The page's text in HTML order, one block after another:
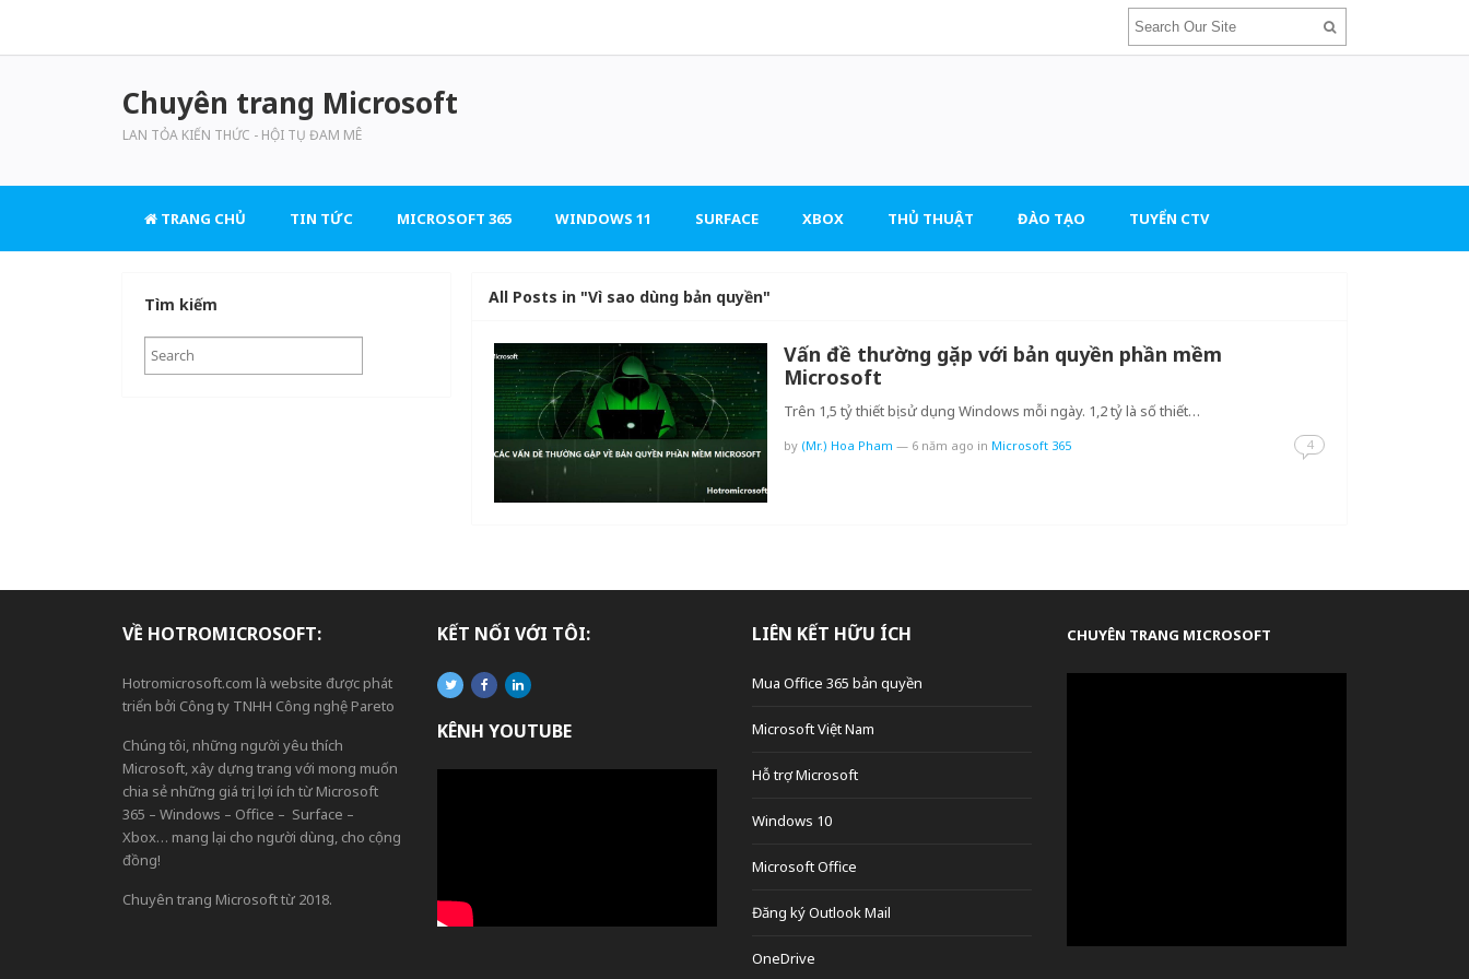
Chuyên trang Microsoft
LAN TỎA KIẾN THỨC - HỘI TỤ ĐAM MÊ
TRANG CHỦ TIN TỨC MICROSOFT 365 WINDOWS 11 SURFACE XBOX THỦ THUẬT ĐÀO TẠO TUYỂN CTV
All Posts in "Vì sao dùng bản quyền"
Vấn đề thường gặp với bản quyền phần mềm
Microsoft
Trên 1,5 tỷ thiết bị sử dụng Windows mỗi ngày. 1,2 tỷ là số thiết…
by (Mr.) Hoa Pham — 6 năm ago in Microsoft 365 4
Tìm kiếm
VỀ HOTROMICROSOFT:
Hotromicrosoft.com là website được phát
triển bởi Công ty TNHH Công nghệ Pareto
Chúng tôi, những người yêu thích
Microsoft, xây dựng trang với mong muốn
chia sẻ những giá trị, lợi ích từ Microsoft
365 – Windows – Office – Surface –
Xbox… mang lại cho người dùng, cho cộng
đồng!
Chuyên trang Microsoft từ 2018.
KẾT NỐI VỚI TÔI:
KÊNH YOUTUBE
LIÊN KẾT HỮU ÍCH
Mua Office 365 bản quyền
Microsoft Việt Nam
Hỗ trợ Microsoft
Windows 10
Microsoft Office
Đăng ký Outlook Mail
OneDrive
CHUYÊN TRANG MICROSOFT